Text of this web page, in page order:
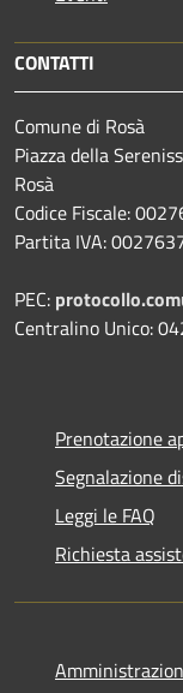
CONTATTI
Comune di Rosà
Piazza della
Rosà
Codice Fiscale:
Partita IVA:
PEC:
Centralino Unico:
Prenotazione
Segnalazione
Leggi le FAQ
Richiesta